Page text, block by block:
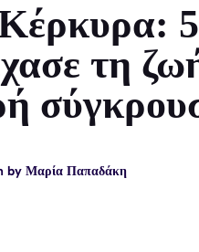
τη
by Μαρία Παπαδάκη